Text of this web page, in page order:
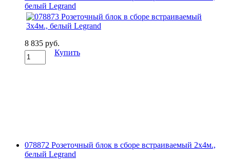
белый Legrand
8 835 руб.
Купить
078872 Розеточный блок в сборе встраиваемый 2х4м.,
белый Legrand